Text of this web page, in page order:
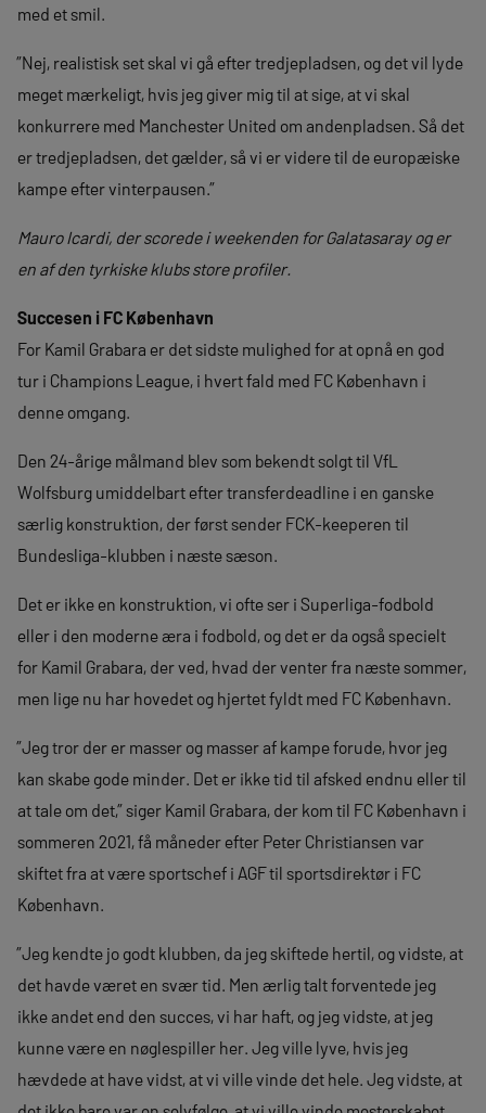
med et smil.
”Nej, realistisk set skal vi gå efter tredjepladsen, og det vil lyde
meget mærkeligt, hvis jeg giver mig til at sige, at vi skal
konkurrere med Manchester United om andenpladsen. Så det
er tredjepladsen, det gælder, så vi er videre til de europæiske
kampe efter vinterpausen.”
Mauro Icardi, der scorede i weekenden for Galatasaray og er
en af den tyrkiske klubs store profiler.
Succesen i FC København
For Kamil Grabara er det sidste mulighed for at opnå en god
tur i Champions League, i hvert fald med FC København i
denne omgang.
Den 24-årige målmand blev som bekendt solgt til VfL
Wolfsburg umiddelbart efter transferdeadline i en ganske
særlig konstruktion, der først sender FCK-keeperen til
Bundesliga-klubben i næste sæson.
Det er ikke en konstruktion, vi ofte ser i Superliga-fodbold
eller i den moderne æra i fodbold, og det er da også specielt
for Kamil Grabara, der ved, hvad der venter fra næste sommer,
men lige nu har hovedet og hjertet fyldt med FC København.
”Jeg tror der er masser og masser af kampe forude, hvor jeg
kan skabe gode minder. Det er ikke tid til afsked endnu eller til
at tale om det,” siger Kamil Grabara, der kom til FC København i
sommeren 2021, få måneder efter Peter Christiansen var
skiftet fra at være sportschef i AGF til sportsdirektør i FC
København.
”Jeg kendte jo godt klubben, da jeg skiftede hertil, og vidste, at
det havde været en svær tid. Men ærlig talt forventede jeg
ikke andet end den succes, vi har haft, og jeg vidste, at jeg
kunne være en nøglespiller her. Jeg ville lyve, hvis jeg
hævdede at have vidst, at vi ville vinde det hele. Jeg vidste, at